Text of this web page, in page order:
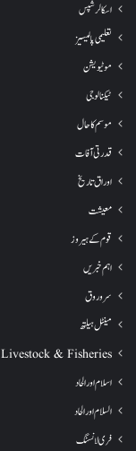
اسکالرشپس
تعلیمی پالیسیز
موٹیویشن
ٹیکنالوجی
موسم کا حال
قدرتی آفات
اوراق تاریخ
معیشت
قوم کے ہیروز
اہم خبریں
سروروق
مینٹل ہیلتھ
Livestock & Fisheries
اسلام اور الحاد
السلام اور الحاد
فری لانسنگ